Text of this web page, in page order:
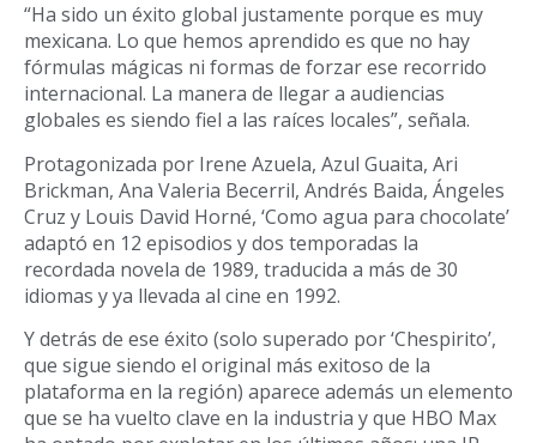
“Ha sido un éxito global justamente porque es muy
mexicana. Lo que hemos aprendido es que no hay
fórmulas mágicas ni formas de forzar ese recorrido
internacional. La manera de llegar a audiencias
globales es siendo fiel a las raíces locales”, señala.
Protagonizada por Irene Azuela, Azul Guaita, Ari
Brickman, Ana Valeria Becerril, Andrés Baida, Ángeles
Cruz y Louis David Horné, ‘Como agua para chocolate’
adaptó en 12 episodios y dos temporadas la
recordada novela de 1989, traducida a más de 30
idiomas y ya llevada al cine en 1992.
Y detrás de ese éxito (solo superado por ‘Chespirito’,
que sigue siendo el original más exitoso de la
plataforma en la región) aparece además un elemento
que se ha vuelto clave en la industria y que HBO Max